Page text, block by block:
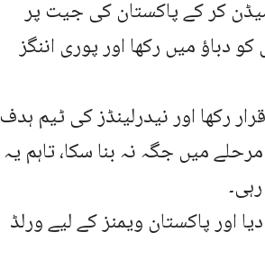
کر کے پاکستان کی جیت پر
دباؤ میں رکھا اور پوری اننگز
رکھا اور نیدرلینڈز کی ٹیم ہدف
میں جگہ نہ بنا سکا، تاہم یہ
اور پاکستان ویمنز کے لیے ورلڈ